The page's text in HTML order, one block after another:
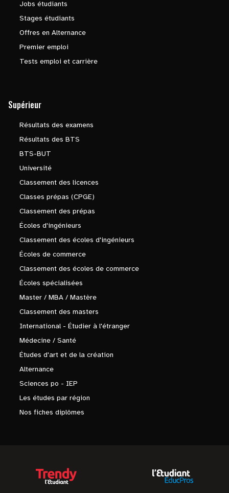
Jobs étudiants
Stages étudiants
Offres en Alternance
Premier emploi
Tests emploi et carrière
Supérieur
Résultats des examens
Résultats des BTS
BTS-BUT
Université
Classement des licences
Classes prépas (CPGE)
Classement des prépas
Écoles d'ingénieurs
Classement des écoles d'ingénieurs
Écoles de commerce
Classement des écoles de commerce
Écoles spécialisées
Master / MBA / Mastère
Classement des masters
International - Étudier à l'étranger
Médecine / Santé
Études d'art et de la création
Alternance
Sciences po - IEP
Les études par région
Nos fiches diplômes